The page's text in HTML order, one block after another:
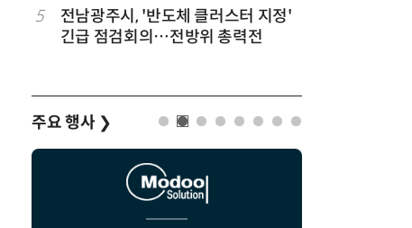
5
전남광주시, '반도체 클러스터 지정'
긴급 점검회의…전방위 총력전
주요 행사 ❯